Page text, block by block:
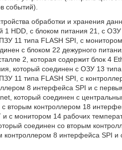
событий).
обработки и хранения
1 HDD, с блоком питания 21, с
11 типа FLASH SPI, с монитором
с блоком 22 дежурного
2, которая содержит блок 4
который соединен с ОЗУ 13
типа FLASH SPI, с
8 интерфейса SPI и с
который соединен с
вторым контроллером 18
с монитором 14 рабочих
соединен со вторым
контроллером 8 интерфейса SPI